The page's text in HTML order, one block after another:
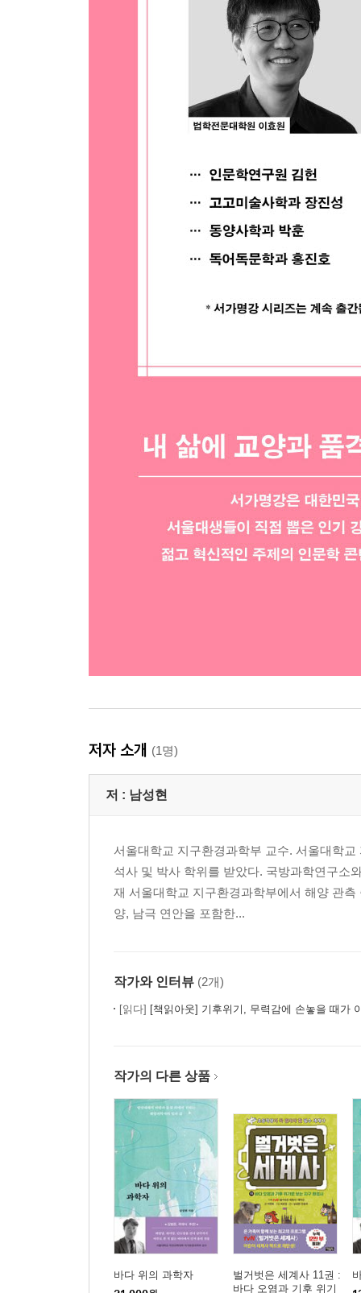
저자 소개 (1명)
저 : 남성현
서울대학교 지구환경과학부 교수. 서울대학
석사 및 박사 학위를 받았다. 국방과학연구소
재 서울대학교 지구환경과학부에서 해양 관
양, 남극 연안을 포함한...
작가와 인터뷰 (2개)
[읽다] [책읽아웃] 기후위기, 무력감에 손놓을 때가 아니
작가의 다른 상품
바다 위의 과학자
벌거벗은 세계사 11권 :
바다 오염과 기후 위기